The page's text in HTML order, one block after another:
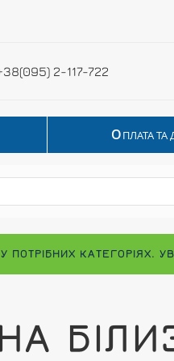
2-117-722
ОПЛАТА ТА
ПОТРІБНИХ КАТЕГОРІЯХ.